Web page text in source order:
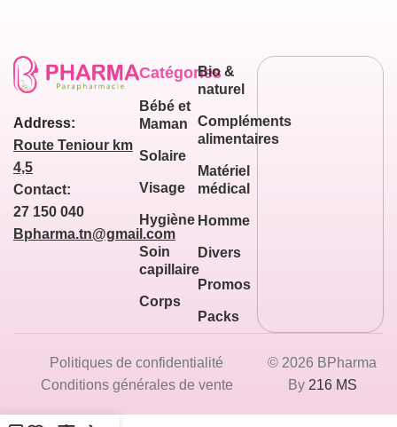
Address:
Route Teniour km
4,5
Contact:
27 150 040
Bpharma.tn@gmail.com
Catégories
Bébé et
Maman
Solaire
Visage
Hygiène
Soin
capillaire
Corps
Bio &
naturel
Compléments
alimentaires
Matériel
médical
Homme
Divers
Promos
Packs
© 2026 BPharma
By 216 MS
Politiques de confidentialité
Conditions générales de vente